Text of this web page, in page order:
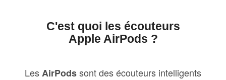
C'est quoi les écouteurs
Apple AirPods ?
LesAirPodssont des écouteurs intelligents